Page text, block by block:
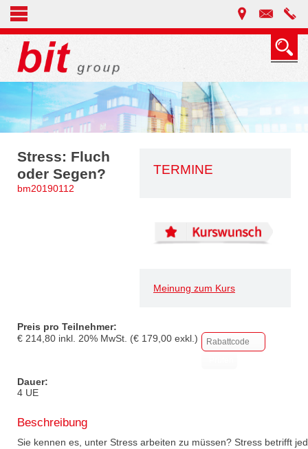
TERMINE
Meinung zum Kurs
Stress: Fluch
oder Segen?
bm20190112
Preis pro Teilnehmer:
€ 214,80 inkl. 20% MwSt. (€ 179,00 exkl.)
Dauer:
4 UE
Beschreibung
Sie kennen es, unter Stress arbeiten zu müssen? Stress betrifft